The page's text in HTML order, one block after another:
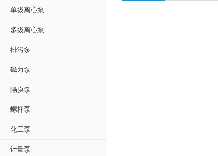
单级离心泵
多级离心泵
排污泵
磁力泵
隔膜泵
螺杆泵
化工泵
计量泵